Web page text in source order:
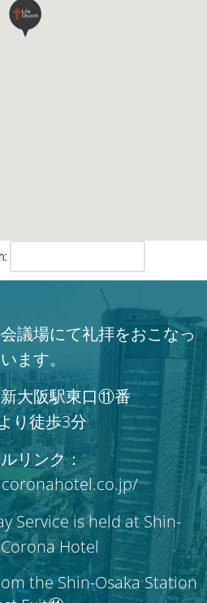
議場にて礼拝をおこなっ
ます。
大阪駅東口⑪番
り徒歩3分
リンク：
Service is held at Shin-
Hotel
the Shin-Osaka Station